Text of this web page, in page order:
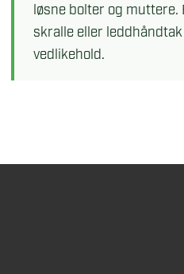
løsne bolter og muttere.
skralle eller
vedlikehold.